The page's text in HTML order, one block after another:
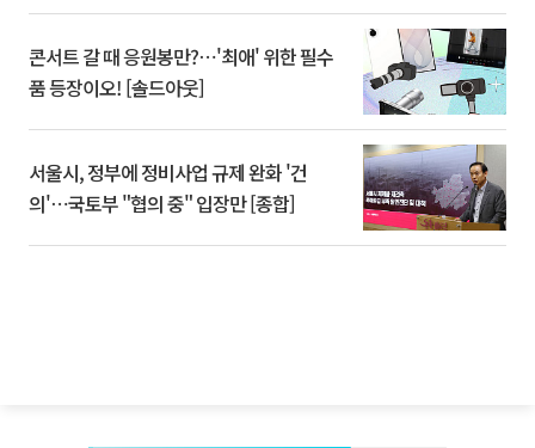
콘서트 갈 때 응원봉만?⋯'최애' 위한 필수
품 등장이오! [솔드아웃]
서울시, 정부에 정비사업 규제 완화 '건
의'⋯국토부 "협의 중" 입장만 [종합]